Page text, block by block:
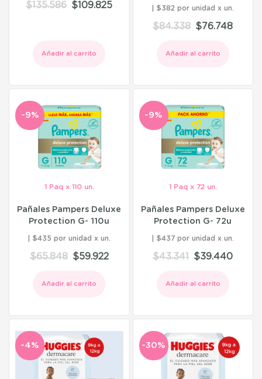
$135.586 $109.825
Añadir al carrito
$382 por unidad
$84.338 $76.748
Añadir al carrito
-9%
1 Paq x 110 un.
Pañales Pampers Deluxe
Protection G- 110u
$435 por unidad
$65.848 $59.922
Añadir al carrito
-9%
1 Paq x 72 un.
Pañales Pampers Deluxe
Protection G- 72u
$437 por unidad
$43.341 $39.440
Añadir al carrito
-4% -30%